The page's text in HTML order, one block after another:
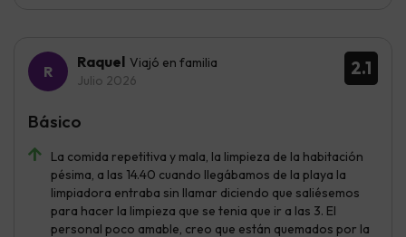
2.1
Raquel Viajó en familia
Julio 2026
La comida repetitiva y mala, la limpieza de la habitación
pésima, a las 14.40 cuando llegábamos de la playa la
limpiadora entraba sin llamar diciendo que saliésemos
para hacer la limpieza que se tenia que ir a las 3. El
personal poco amable, creo que están quemados por la
Básico